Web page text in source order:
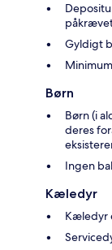
Gyldigt
Børn
Børn (i
deres
Ingen
Kæledyr
Kæledyr